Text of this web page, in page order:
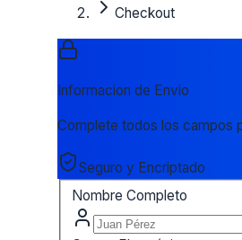
Checkout
Informacion de Envio
Complete todos los campos
Seguro y Encriptado
Nombre Completo